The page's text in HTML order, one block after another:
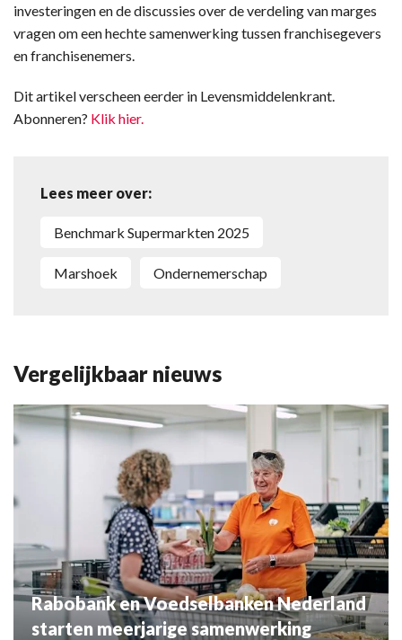
investeringen en de discussies over de verdeling van marges
vragen om een hechte samenwerking tussen franchisegevers
en franchisenemers.
Dit artikel verscheen eerder in Levensmiddelenkrant.
Abonneren? Klik hier.
Lees meer over:
Benchmark Supermarkten 2025
Marshoek ondernemerschap
Vergelijkbaar nieuws
Rabobank en Voedselbanken Nederland
starten meerjarige samenwerking